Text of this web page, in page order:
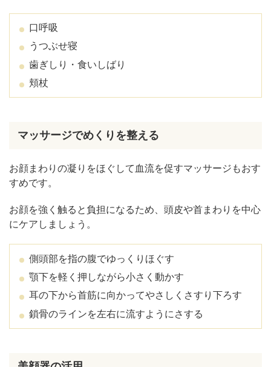
口呼吸
うつぶせ寝
歯ぎしり・食いしばり
頬杖
マッサージでめくりを整える
お顔まわりの凝りをほぐして血流を促すマッサージもおす
すめです。
お顔を強く触ると負担になるため、頭皮や首まわりを中心
にケアしましょう。
側頭部を指の腹でゆっくりほぐす
顎下を軽く押しながら小さく動かす
耳の下から首筋に向かってやさしくさすり下ろす
鎖骨のラインを左右に流すようにさする